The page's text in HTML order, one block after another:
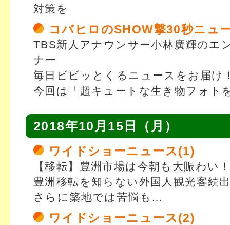
対策を
コバヒロのSHOW撃30秒ニュ
TBS新人アナウンサー小林廣輝のエ
ナー
毎日ビビッとくるニュースをお届け
今回は「超キュートな生き物フォト
2018年10月15日（月）
ワイドショーニュース(1)
【移転】豊洲市場は今朝も大賑わい
豊洲移転を知らない外国人観光客続
さらに築地では苦悩も…
ワイドショーニュース(2)